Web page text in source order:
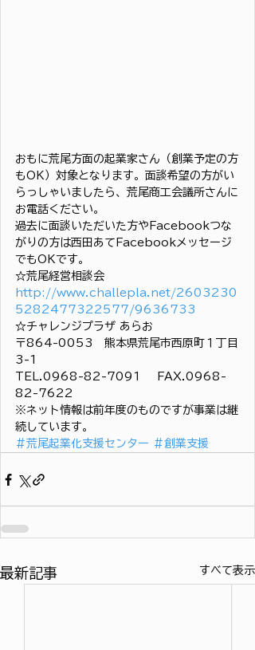
おもに荒尾方面の起業家さん（創業予定の方
もOK）対象となります。面談希望の方がい
らっしゃいましたら、荒尾商工会議所さんに
お電話ください。
過去に面談いただいた方やFacebookつな
がりの方は西田あてFacebookメッセージ
でもOKです。
☆荒尾経営相談会
http://www.challepla.net/2603230
5282477322577/9636733
☆チャレンジプラザ あらお
〒864-0053　熊本県荒尾市西原町１丁目
3-1
TEL.0968-82-7091 　FAX.0968-
82-7622
※ネット情報は前年度のものですが事業は継
続しています。
＃荒尾起業化支援センター ＃創業支援
最新記事 すべて表示